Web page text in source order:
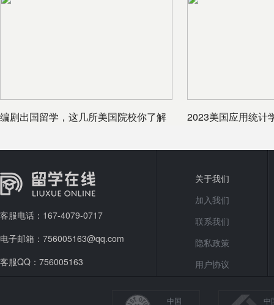
编剧出国留学，这几所美国院校你了解
2023美国应用统计
客服电话：167-4079-0717
电子邮箱：756005163@qq.com
客服QQ：756005163
关于我们
加入我们
联系我们
隐私政策
用户协议
中国
中